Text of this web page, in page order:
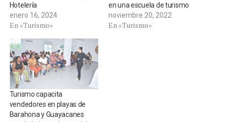
Hotelería
enero 16, 2024
En «Turismo»
en una escuela de turismo
noviembre 20, 2022
En «Turismo»
Turismo capacita
vendedores en playas de
Barahona y Guayacanes